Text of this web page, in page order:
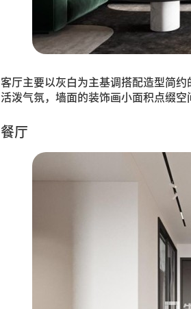
客厅主要以灰白为主基调搭配造型简
活泼气氛，墙面的装饰画小面积点缀
餐厅